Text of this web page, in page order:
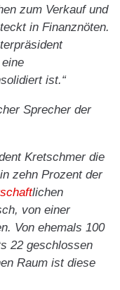
zum Verkauf und
in Finanznöten.
ist.“
Sprecher der
Kretschmer die
zehn Prozent der
lichen
von einer
Von ehemals 100
22 geschlossen
Raum ist diese